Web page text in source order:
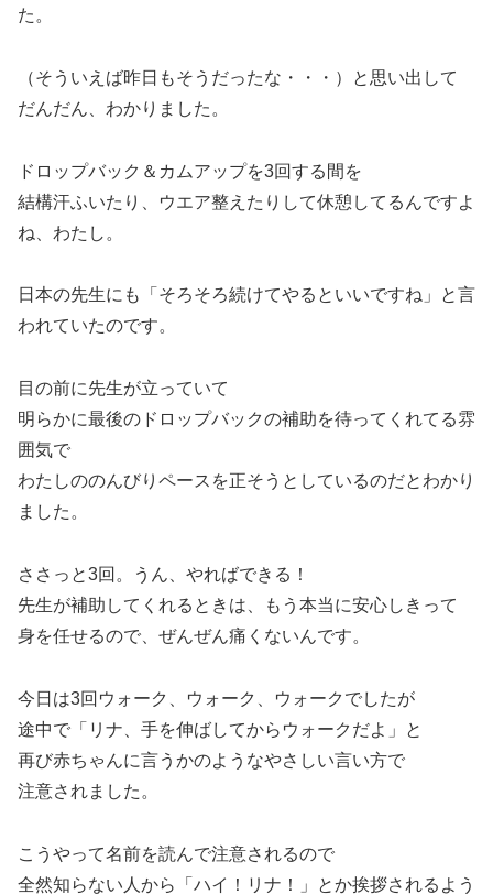
た。
（そういえば昨日もそうだったな・・・）と思い出して
だんだん、わかりました。
ドロップバック＆カムアップを3回する間を
結構汗ふいたり、ウエア整えたりして休憩してるんですよ
ね、わたし。
日本の先生にも「そろそろ続けてやるといいですね」と言
われていたのです。
目の前に先生が立っていて
明らかに最後のドロップバックの補助を待ってくれてる雰
囲気で
わたしののんびりペースを正そうとしているのだとわかり
ました。
ささっと3回。うん、やればできる！
先生が補助してくれるときは、もう本当に安心しきって
身を任せるので、ぜんぜん痛くないんです。
今日は3回ウォーク、ウォーク、ウォークでしたが
途中で「リナ、手を伸ばしてからウォークだよ」と
再び赤ちゃんに言うかのようなやさしい言い方で
注意されました。
こうやって名前を読んで注意されるので
全然知らない人から「ハイ！リナ！」とか挨拶されるよう